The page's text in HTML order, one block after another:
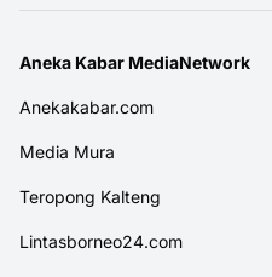
Aneka Kabar MediaNetwork
Anekakabar.com
Media Mura
Teropong Kalteng
Lintasborneo24.com